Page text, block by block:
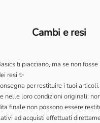
Cambi e resi
ti piacciano, ma se non
resi ✨
per restituire i tuoi articoli.
nelle loro condizioni originali:
finale non possono essere
ad acquisti effettuati